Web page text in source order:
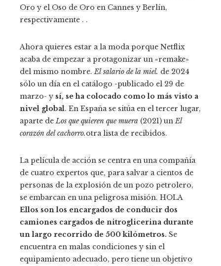
Oro y el Oso de Oro en Cannes y Berlín,
respectivamente . .
Ahora quieres estar a la moda porque Netflix
acaba de empezar a protagonizar un «remake»
del mismo nombre.El salario de la miel. de 2024
sólo un día en el catálogo -publicado el 29 de
marzo- y sí, se ha colocado como lo más visto a
nivel global. En España se sitúa en el tercer lugar,
aparte deLos que quieren que muera (2021) unEl
corazón del cachorro.otra lista de recibidos.
La película de acción se centra en una compañía
de cuatro expertos que, para salvar a cientos de
personas de la explosión de un pozo petrolero,
se embarcan en una peligrosa misión. HOLA
Ellos son los encargados de conducir dos
camiones cargados de nitroglicerina durante
un largo recorrido de 500 kilómetros. Se
encuentra en malas condiciones y sin el
equipamiento adecuado, pero tiene un objetivo